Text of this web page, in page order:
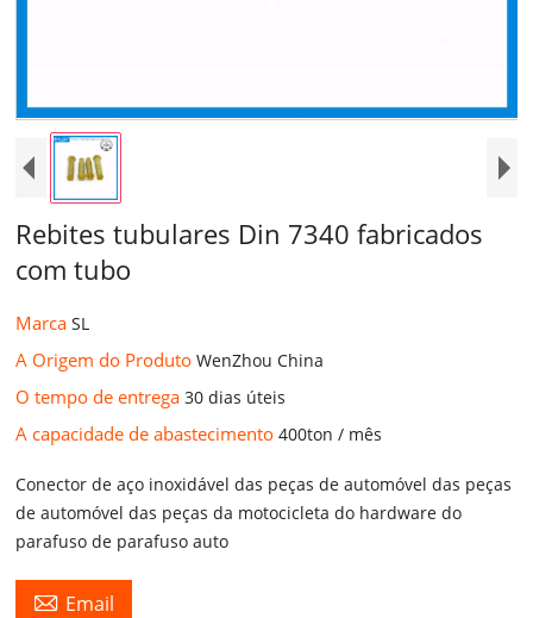
Rebites tubulares Din 7340 fabricados
com tubo
MarcaSL
A Origem do ProdutoWenZhou China
O tempo de entrega30 dias úteis
A capacidade de abastecimento400ton / mês
Conector de aço inoxidável das peças de automóvel das peças
de automóvel das peças da motocicleta do hardware do
parafuso de parafuso auto
 Email